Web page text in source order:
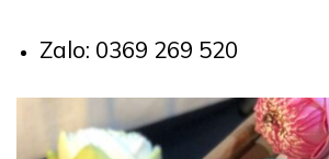
Zalo: 0369 269 520